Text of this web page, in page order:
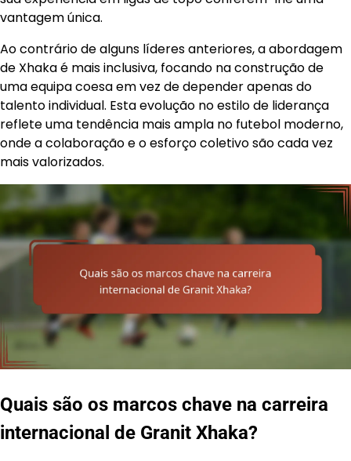
vantagem única.
Ao contrário de alguns líderes anteriores, a abordagem
de Xhaka é mais inclusiva, focando na construção de
uma equipa coesa em vez de depender apenas do
talento individual. Esta evolução no estilo de liderança
reflete uma tendência mais ampla no futebol moderno,
onde a colaboração e o esforço coletivo são cada vez
mais valorizados.
Quais são os marcos chave na carreira
internacional de Granit Xhaka?